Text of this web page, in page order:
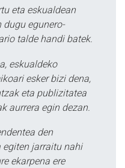
eta eskualdean
egunero-
talde handi batek.
eskualdeko
esker bizi dena,
eta publizitatea
aurrera egin dezan.
den
egiten jarraitu nahi
ekarpena ere